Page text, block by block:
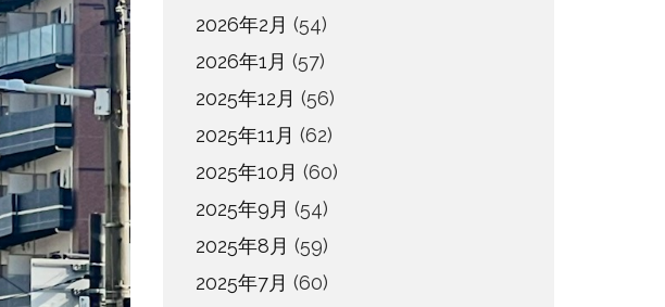
2026年2月 (54)
2026年1月 (57)
2025年12月 (56)
2025年11月 (62)
2025年10月 (60)
2025年9月 (54)
2025年8月 (59)
2025年7月 (60)